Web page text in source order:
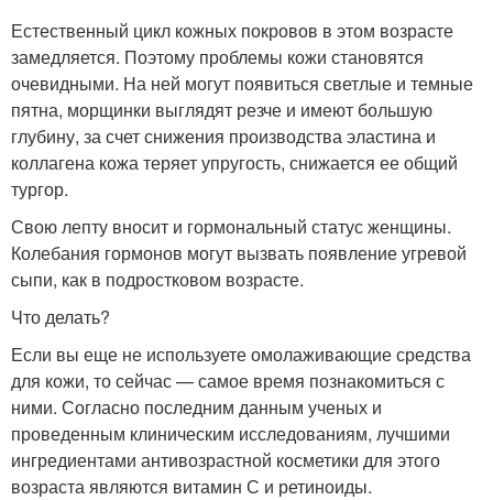
Естественный цикл кожных покровов в этом возрасте
замедляется. Поэтому проблемы кожи становятся
очевидными. На ней могут появиться светлые и темные
пятна, морщинки выглядят резче и имеют большую
глубину, за счет снижения производства эластина и
коллагена кожа теряет упругость, снижается ее общий
тургор.
Свою лепту вносит и гормональный статус женщины.
Колебания гормонов могут вызвать появление угревой
сыпи, как в подростковом возрасте.
Что делать?
Если вы еще не используете омолаживающие средства
для кожи, то сейчас — самое время познакомиться с
ними. Согласно последним данным ученых и
проведенным клиническим исследованиям, лучшими
ингредиентами антивозрастной косметики для этого
возраста являются витамин С и ретиноиды.